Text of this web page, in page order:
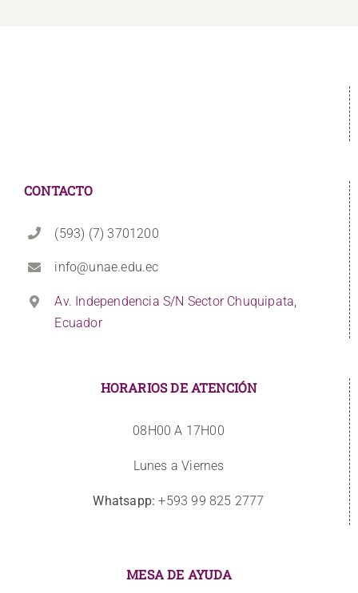
CONTACTO
(593) (7) 3701200
info@unae.edu.ec
Av. Independencia S/N Sector Chuquipata,
Ecuador
HORARIOS DE ATENCIÓN
08H00 A 17H00
Lunes a Viernes
Whatsapp: +593 99 825 2777
MESA DE AYUDA